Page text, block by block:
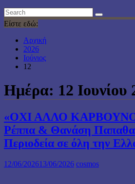
Είστε εδώ:
Αρχική
2026
Ιούνιος
12
Ημέρα: 12 Ιουνίου
«ΟΧΙ ΑΛΛΟ
Ρέππα & Θανάση
Περιοδεία σε όλη την
12/06/202613/06/2026 cosmos